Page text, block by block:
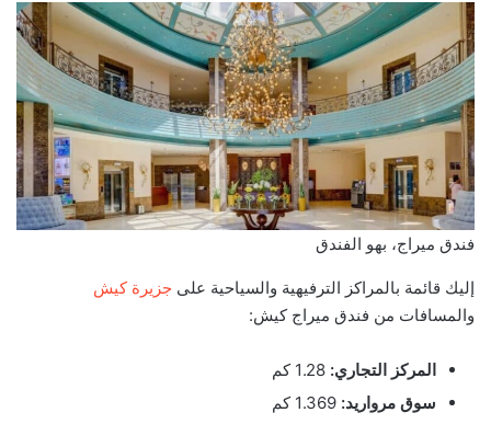
فندق ميراج، بهو الفندق
إليك قائمة بالمراكز الترفيهية والسياحية على جزيرة كيش
والمسافات من فندق ميراج كيش:
المركز التجاري:
سوق مرواريد: